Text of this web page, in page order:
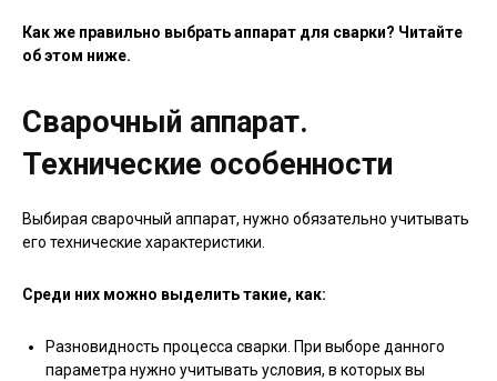
Как же правильно выбрать аппарат для сварки? Читайте
об этом ниже.
Сварочный аппарат.
Технические особенности
Выбирая сварочный аппарат, нужно обязательно учитывать
его технические характеристики.
Среди них можно выделить такие, как:
Разновидность процесса сварки. При выборе данного
параметра нужно учитывать условия, в которых вы